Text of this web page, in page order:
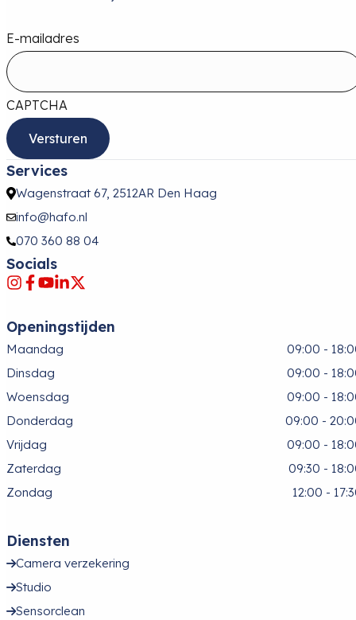
E-mailadres
CAPTCHA
Services
Wagenstraat 67, 2512AR Den Haag
info@hafo.nl
070 360 88 04
Socials
Openingstijden
Maandag
09:00 -
Dinsdag
09:00 -
Woensdag
09:00 -
Donderdag
09:00 -
Vrijdag
09:00 -
Zaterdag
09:30 -
Zondag
12:00 -
Diensten
Camera verzekering
Studio
Sensorclean